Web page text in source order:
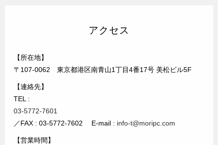
アクセス
【所在地】
〒107-0062 東京都港区南青山1丁目4番17号 美松ビル5F
【連絡先】
TEL :
03-5772-7601
／FAX : 03-5772-7602 E-mail : info-t@moripc.com
【営業時間】